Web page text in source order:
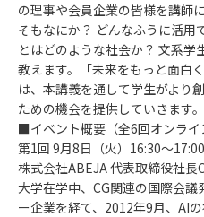
の理事や会員企業の皆様を講師
そもなにか？ どんなふうに活用
とはどのような社会か？ 文系学
教えます。「未来をもっと面白
は、本講義を通して学生がより
ための機会を提供していきます。
■イベント概要（全6回オンライ
第1回 9月8日（火）16:30～
株式会社ABEJA 代表取締役社
大学在学中、CG関連の国際会
ー企業を経て、2012年9月、AI